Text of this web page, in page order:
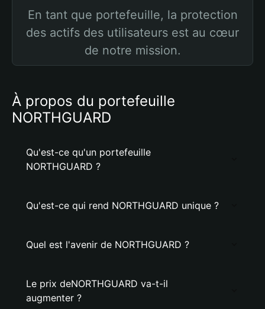
En tant que portefeuille, la protection
des actifs des utilisateurs est au cœur
de notre mission.
À propos du portefeuille
NORTHGUARD
Qu'est-ce qu'un portefeuille
NORTHGUARD ?
Qu'est-ce qui rend NORTHGUARD unique ?
Quel est l'avenir de NORTHGUARD ?
Le prix deNORTHGUARD va-t-il
augmenter ?